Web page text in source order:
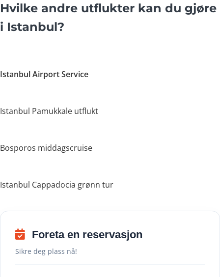
Hvilke andre utflukter kan du gjøre
i Istanbul?
Istanbul Airport Service
Istanbul Pamukkale utflukt
Bosporos middagscruise
Istanbul Cappadocia grønn tur
Foreta en reservasjon
Sikre deg plass nå!